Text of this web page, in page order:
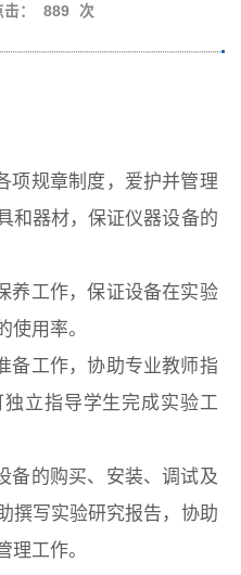
工会 教授委员会
学思政岗 实验教辅岗
继续教育
研平台 科研办事流程
： 889 次
项规章制度，爱护并管理
和器材，保证仪器设备的
养工作，保证设备在实验
使用率。
备工作，协助专业教师指
立指导学生完成实验工
备的购买、安装、调试及
撰写实验研究报告，协助
理工作。